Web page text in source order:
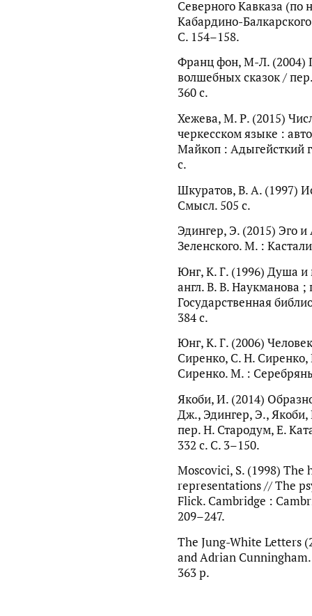
Северного Кавказа (по
Кабардино-
С. 154–158.
Франц фон, М-Л. (2004)
волшебных сказок /
360 с.
Хежева, М. Р. (2015)
черкесском языке :
Майкоп : Адыгейсткий
с.
Шкуратов, В. А. (1997)
Смысл. 505 с.
Эдингер, Э. (2015) Эго
Зеленского. М. :
Юнг, К. Г. (1996) Душа и
англ. В. В. Наукманова
Государственная
384 с.
Юнг, К. Г. (2006)
Сиренко, С. Н.
Сиренко. М. :
Якоби, И. (2014)
Дж., Эдингер, Э.,
пер. Н. Стародум, Е.
332 с. C. 3–150.
Moscovici, S. (1998)
representations // The
Flick. Cambridge :
209–247.
The Jung-White Letters
and Adrian
363 p.